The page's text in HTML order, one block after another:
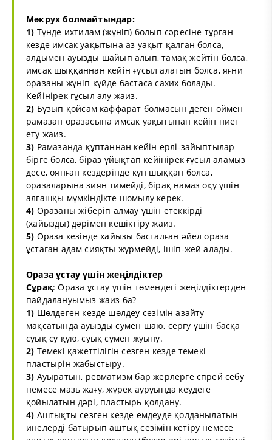
Мәкрух болмайтындар:
1) Түнде ихтилам (жүніп) болып сәресіне тұрған
кезде имсак уақытына аз уақыт қалған болса,
алдымен ауызды шайып алып, тамақ жейтін болса,
имсак шыққаннан кейін ғұсыл алатын болса, яғни
оразаны жүніп күйде бастаса сахих болады.
Кейінірек ғұсыл алу жаиз.
2) Бұзып қойсам каффарат болмасын деген оймен
рамазан оразасына имсак уақытынан кейін ниет
ету жаиз.
3) Рамазанда құптаннан кейін ерлі-зайыптылар
бірге болса, біраз ұйықтап кейінірек ғұсыл аламыз
десе, оянған кездерінде күн шыққан болса,
оразаларына зиян тимейді, бірақ намаз оқу үшін
алғашқы мүмкіндікте шомылу керек.
4) Оразаны жіберіп алмау үшін етеккірді
(хайызды) дәрімен кешіктіру жаиз.
5) Ораза кезінде хайызы басталған әйел ораза
ұстаған адам сияқты жүрмейді, ішіп-жей алады.
Ораза ұстау үшін жеңілдіктер
Сұрақ: Ораза ұстау үшін төмендегі жеңілдіктерден
пайдалануымыз жаиз ба?
1) Шөлдеген кезде шөлдеу сезімін азайту
мақсатында ауызды сумен шаю, сергу үшін басқа
суық су құю, суық сумен жуыну.
2) Темекі қажеттілігін сезген кезде темекі
пластырін жабыстыру.
3) Ауыратын, ревматизм бар жерлерге спрей себу
немесе мазь жағу, жүрек ауруында кеудеге
қойылатын дәрі, пластырь қолдану.
4) Аштықты сезген кезде емдеуде қолданылатын
инелерді батырып аштық сезімін кетіру немесе